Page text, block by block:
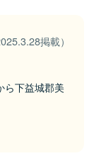
掲載）
ら下益城郡美